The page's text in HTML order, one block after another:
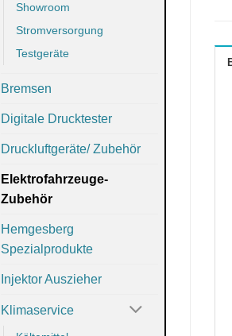
Showroom
Stromversorgung
Testgeräte
Bremsen
Digitale Drucktester
Druckluftgeräte/ Zubehör
Elektrofahrzeuge-
Zubehör
Hemgesberg
Spezialprodukte
Injektor Auszieher
Klimaservice